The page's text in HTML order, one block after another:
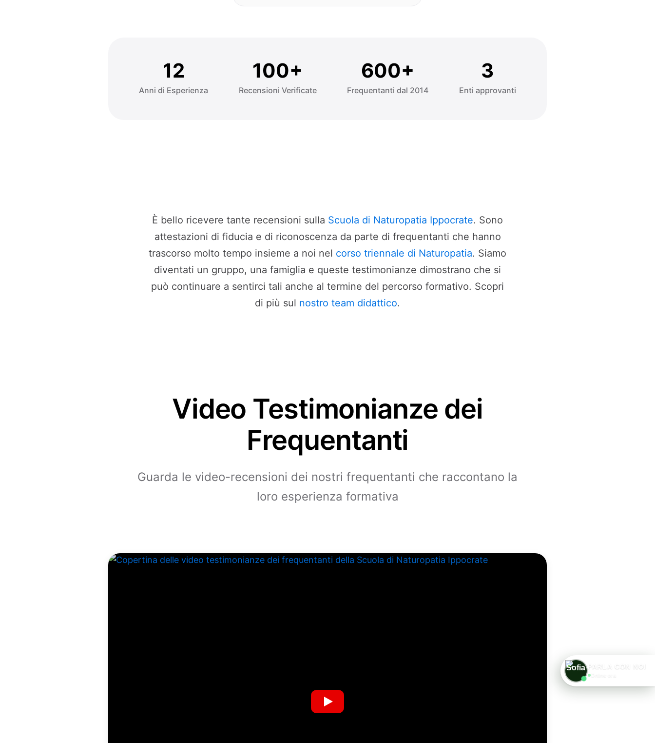
12
Anni di Esperienza
100+
Recensioni Verificate
600+
Frequentanti dal 2014
3
Enti approvanti
È bello ricevere tante recensioni sulla Scuola di Naturopatia Ippocrate. Sono
attestazioni di fiducia e di riconoscenza da parte di frequentanti che hanno
trascorso molto tempo insieme a noi nel corso triennale di Naturopatia. Siamo
diventati un gruppo, una famiglia e queste testimonianze dimostrano che si
può continuare a sentirci tali anche al termine del percorso formativo. Scopri
di più sul nostro team didattico.
Video Testimonianze dei
Frequentanti
Guarda le video-recensioni dei nostri frequentanti che raccontano la
loro esperienza formativa
PARLA CON NOI
Online ora